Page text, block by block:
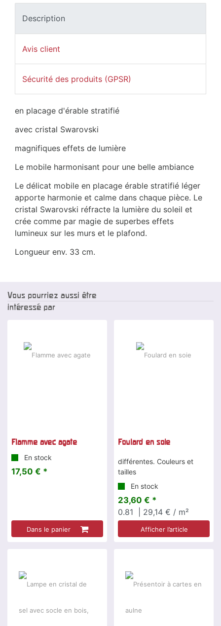
Description
Avis client
Sécurité des produits (GPSR)
en placage d'érable stratifié
avec cristal Swarovski
magnifiques effets de lumière
Le mobile harmonisant pour une belle ambiance
Le délicat mobile en placage érable stratifié léger
apporte harmonie et calme dans chaque pièce. Le
cristal Swarovski réfracte la lumière du soleil et
crée comme par magie de superbes effets
lumineux sur les murs et le plafond.
Longueur env. 33 cm.
Vous pourriez aussi être
intéressé par
Flamme avec agate
En stock
17,50 € *
Dans le panier
Foulard en soie
différentes. Couleurs et
tailles
En stock
23,60 € *
0.81
| 29,14 € / m²
Afficher l’article